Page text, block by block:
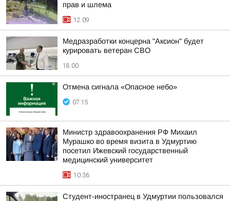
прав и шлема
12:09
Медразработки концерна "Аксион" будет
курировать ветеран СВО
18:00
Отмена сигнала «Опасное небо»
07:15
Министр здравоохранения РФ Михаил
Мурашко во время визита в Удмуртию
посетил Ижевский государственный
медицинский университет
10:36
Студент-иностранец в Удмуртии пользовался